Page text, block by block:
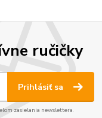
ručičky
Prihlásiť sa
zasielania newslettera.